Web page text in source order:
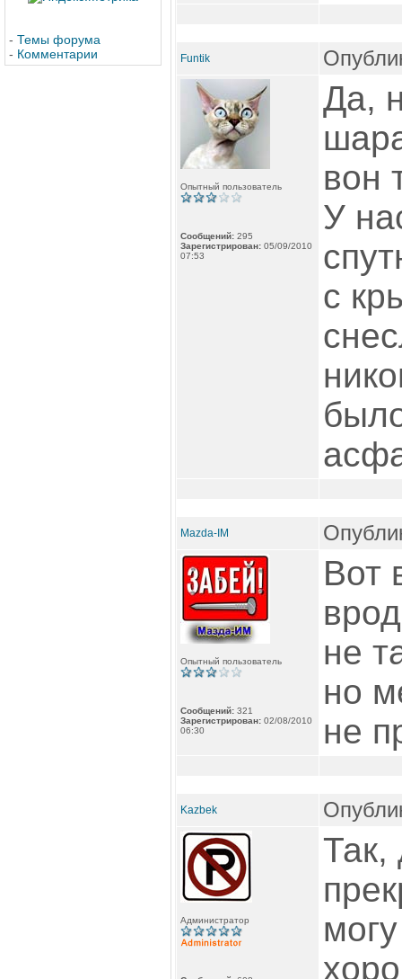
- Темы форума
- Комментарии Funtik
Опытный пользователь
Сообщений: 295
Зарегистрирован: 05/09/2010
07:53
Да,
вон
У
с
Mazda-IM
Опытный пользователь
Сообщений: 321
Зарегистрирован: 02/08/2010
06:30
Вот
не
но
не
Kazbek
Администратор
Так,